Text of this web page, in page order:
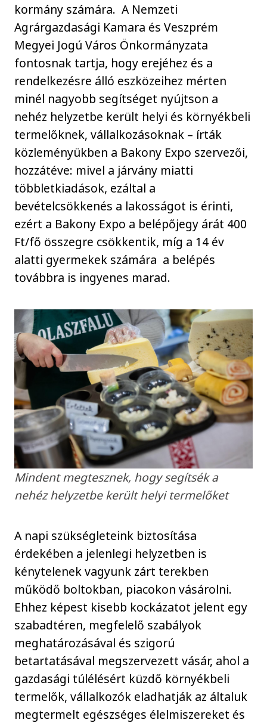
kormány számára. A Nemzeti
Agrárgazdasági Kamara és Veszprém
Megyei Jogú Város Önkormányzata
fontosnak tartja, hogy erejéhez és a
rendelkezésre álló eszközeihez mérten
minél nagyobb segítséget nyújtson a
nehéz helyzetbe került helyi és környékbeli
termelőknek, vállalkozásoknak – írták
közleményükben a Bakony Expo szervezői,
hozzátéve: mivel a járvány miatti
többletkiadások, ezáltal a
bevételcsökkenés a lakosságot is érinti,
ezért a Bakony Expo a belépőjegy árát 400
Ft/fő összegre csökkentik, míg a 14 év
alatti gyermekek számára a belépés
továbbra is ingyenes marad.
Mindent megtesznek, hogy segítsék a
nehéz helyzetbe került helyi termelőket
A napi szükségleteink biztosítása
érdekében a jelenlegi helyzetben is
kénytelenek vagyunk zárt terekben
működő boltokban, piacokon vásárolni.
Ehhez képest kisebb kockázatot jelent egy
szabadtéren, megfelelő szabályok
meghatározásával és szigorú
betartatásával megszervezett vásár, ahol a
gazdasági túlélésért küzdő környékbeli
termelők, vállalkozók eladhatják az általuk
megtermelt egészséges élelmiszereket és